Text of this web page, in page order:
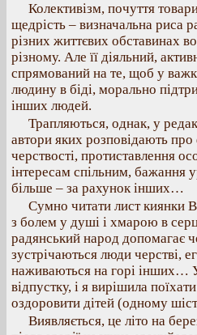
Колективізм, почуття
щедрість – визначальна риса
різних життєвих обставинах
різному. Але її діяльний,
спрямований на те, щоб у
людину в біді, морально
інших людей.
Трапляються, однак, у
автори яких розповідають
черствості, протиставлення
інтересам спільним, бажання
більше – за рахунок інших…
Сумно читати лист киянки
з болем у душі і хмарою в
радянський народ допомагає
зустрічаються люди черстві,
наживаються на горі інших…
відпустку, і я вирішила
оздоровити дітей (одному
Виявляється, це літо на